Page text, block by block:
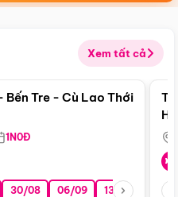
Xem tất cả
Điểm nổi bật
Bến Tre - Cù Lao Thới
1N0Đ
30/08 06/09 13/09 20/09